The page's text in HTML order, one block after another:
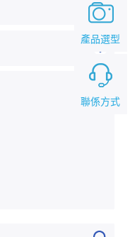
聯係方式
產品選型